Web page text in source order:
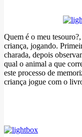
Quem é o meu
criança, jogando.
charada, depois
qual o animal a que
este processo de
criança jogue com o